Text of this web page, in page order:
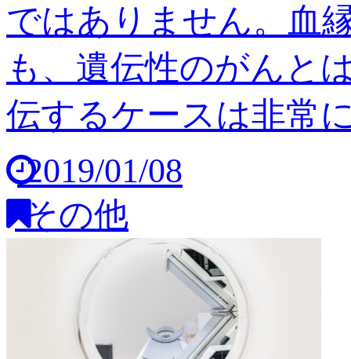
ではありません。血
も、遺伝性のがんと
伝するケースは非常
2019/01/08
その他